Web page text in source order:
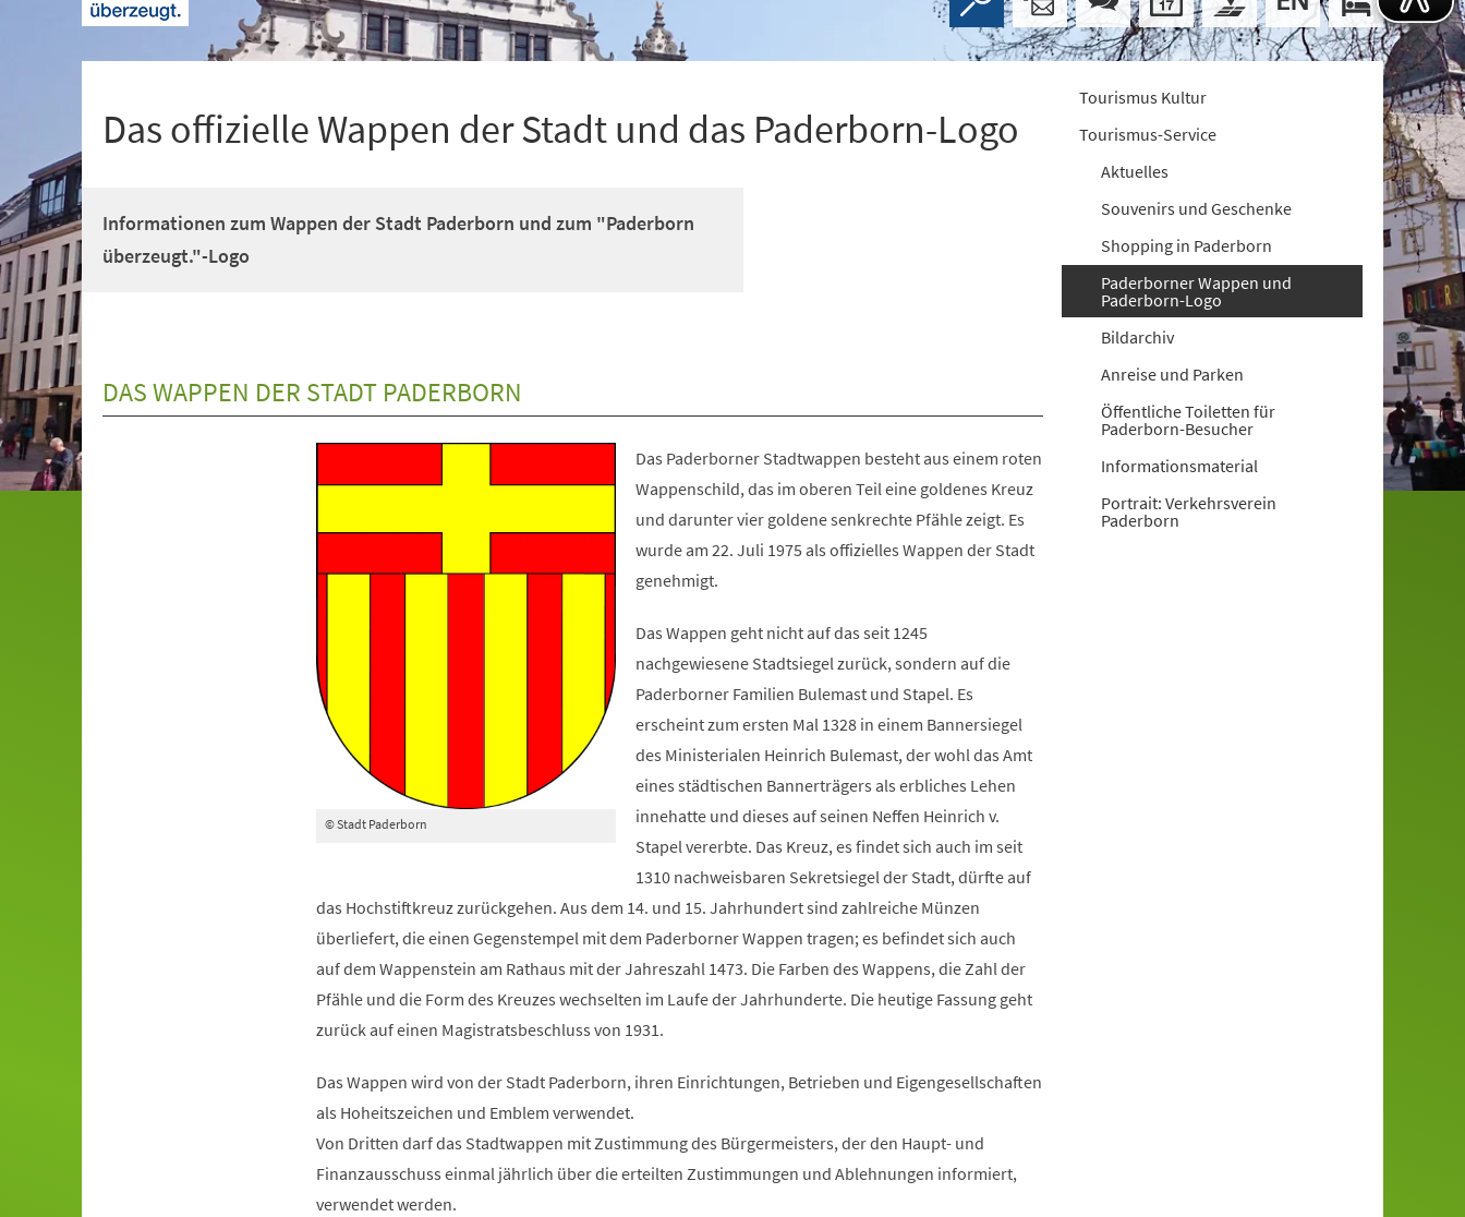
Das offizielle Wappen der Stadt und das Paderborn-Logo
Informationen zum Wappen der Stadt Paderborn und zum "Paderborn
überzeugt."-Logo
DAS WAPPEN DER STADT PADERBORN
© Stadt Paderborn
Das Paderborner Stadtwappen besteht aus einem roten
Wappenschild, das im oberen Teil eine goldenes Kreuz
und darunter vier goldene senkrechte Pfähle zeigt. Es
wurde am 22. Juli 1975 als offizielles Wappen der Stadt
genehmigt.
Das Wappen geht nicht auf das seit 1245
nachgewiesene Stadtsiegel zurück, sondern auf die
Paderborner Familien Bulemast und Stapel. Es
erscheint zum ersten Mal 1328 in einem Bannersiegel
des Ministerialen Heinrich Bulemast, der wohl das Amt
eines städtischen Bannerträgers als erbliches Lehen
innehatte und dieses auf seinen Neffen Heinrich v.
Stapel vererbte. Das Kreuz, es findet sich auch im seit
1310 nachweisbaren Sekretsiegel der Stadt, dürfte auf
das Hochstiftkreuz zurückgehen. Aus dem 14. und 15. Jahrhundert sind zahlreiche Münzen
überliefert, die einen Gegenstempel mit dem Paderborner Wappen tragen; es befindet sich auch
auf dem Wappenstein am Rathaus mit der Jahreszahl 1473. Die Farben des Wappens, die Zahl der
Pfähle und die Form des Kreuzes wechselten im Laufe der Jahrhunderte. Die heutige Fassung geht
zurück auf einen Magistratsbeschluss von 1931.
Das Wappen wird von der Stadt Paderborn, ihren Einrichtungen, Betrieben und Eigengesellschaften
als Hoheitszeichen und Emblem verwendet.
Von Dritten darf das Stadtwappen mit Zustimmung des Bürgermeisters, der den Haupt- und
Finanzausschuss einmal jährlich über die erteilten Zustimmungen und Ablehnungen informiert,
verwendet werden.
Tourismus Kultur
Tourismus-Service
Aktuelles
Souvenirs und Geschenke
Shopping in Paderborn
Paderborner Wappen und
Paderborn-Logo
Bildarchiv
Anreise und Parken
Öffentliche Toiletten für
Paderborn-Besucher
Informationsmaterial
Portrait: Verkehrsverein
Paderborn